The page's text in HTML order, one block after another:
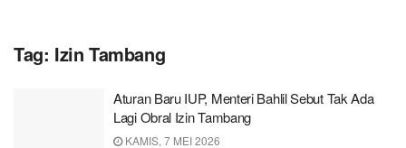
Tag: Izin Tambang
Aturan Baru IUP, Menteri Bahlil Sebut Tak Ada
Lagi Obral Izin Tambang
KAMIS, 7 MEI 2026